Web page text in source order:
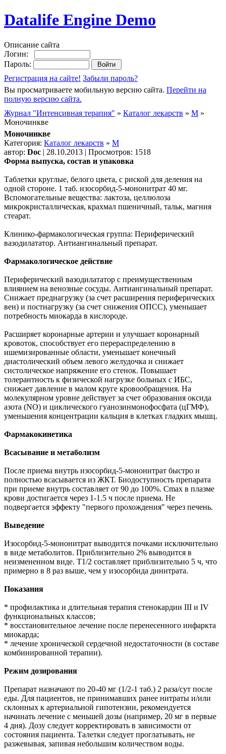
Datalife Engine Demo
Описание сайта
Логин:
Пароль:
Регистрация на сайте! Забыли пароль?
Вы просматриваете мобильную версию сайта. Перейти на
полную версию сайта.
Журнал "Интенсивная терапия" » Каталог лекарств » М »
Моночинкве
Моночинкве
Категория: Каталог лекарств » М
автор: Doc | 28.10.2013 | Просмотров: 1518
Форма выпуска, состав и упаковка
Таблетки круглые, белого цвета, с риской для деления на
одной стороне. 1 таб. изосорбид-5-мононитрат 40 мг.
Вспомогательные вещества: лактоза, целлюлоза
микрокристаллическая, крахмал пшеничный, тальк, магния
стеарат.
Клинико-фармакологическая группа: Периферический
вазодилататор. Антиангинальный препарат.
Фармакологическое действие
Периферический вазодилататор с преимущественным
влиянием на венозные сосуды. Антиангинальный препарат.
Снижает преднагрузку (за счет расширения периферических
вен) и постнагрузку (за счет снижения ОПСС), уменьшает
потребность миокарда в кислороде.
Расширяет коронарные артерии и улучшает коронарный
кровоток, способствует его перераспределению в
ишемизированные области, уменьшает конечный
диастолический объем левого желудочка и снижает
систолическое напряжение его стенок. Повышает
толерантность к физической нагрузке больных с ИБС,
снижает давление в малом круге кровообращения. На
молекулярном уровне действует за счет образования оксида
азота (NO) и циклического гуанозинмонофосфата (цГМФ),
уменьшения концентрации кальция в клетках гладких мышц.
Фармакокинетика
Всасывание и метаболизм
После приема внутрь изосорбид-5-мононитрат быстро и
полностью всасывается из ЖКТ. Биодоступность препарата
при приеме внутрь составляет от 90 до 100%. Cmax в плазме
крови достигается через 1-1.5 ч после приема. Не
подвергается эффекту "первого прохождения" через печень.
Выведение
Изосорбид-5-мононитрат выводится почками исключительно
в виде метаболитов. Приблизительно 2% выводится в
неизмененном виде. T1/2 составляет приблизительно 5 ч, что
примерно в 8 раз выше, чем у изосорбида динитрата.
Показания
* профилактика и длительная терапия стенокардии III и IV
функциональных классов;
* восстановительное лечение после перенесенного инфаркта
миокарда;
* лечение хронической сердечной недостаточности (в составе
комбинированной терапии).
Режим дозирования
Препарат назначают по 20-40 мг (1/2-1 таб.) 2 раза/сут после
еды. Для пациентов, не принимавших ранее нитраты и/или
склонных к артериальной гипотензии, рекомендуется
начинать лечение с меньшей дозы (например, 20 мг в первые
4 дня). Дозу следует корректировать в зависимости от
состояния пациента. Талетки следует проглатывать, не
разжевывая, запивая небольшим количеством воды.